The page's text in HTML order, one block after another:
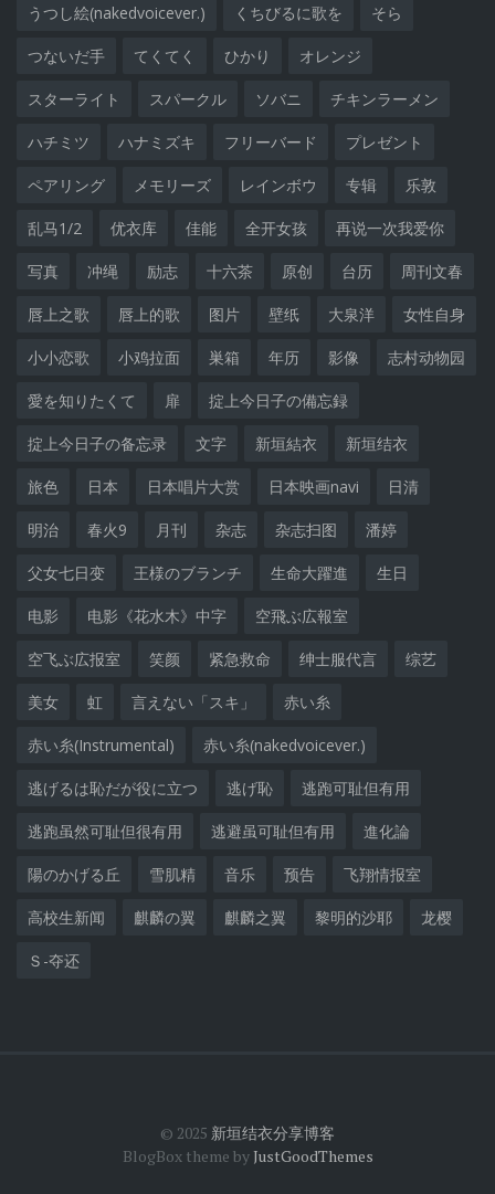
うつし絵(nakedvoicever.) くちびるに歌を そら
つないだ手 てくてく ひかり オレンジ
スターライト スパークル ソバニ チキンラーメン
ハチミツ ハナミズキ フリーバード プレゼント
ペアリング メモリーズ レインボウ 专辑 乐敦
乱马1/2 优衣库 佳能 全开女孩 再说一次我爱你
写真 冲绳 励志 十六茶 原创 台历 周刊文春
唇上之歌 唇上的歌 图片 壁纸 大泉洋 女性自身
小小恋歌 小鸡拉面 巣箱 年历 影像 志村动物园
愛を知りたくて 扉 掟上今日子の備忘録
掟上今日子の备忘录 文字 新垣結衣 新垣结衣
旅色 日本 日本唱片大赏 日本映画navi 日清
明治 春火9 月刊 杂志 杂志扫图 潘婷
父女七日变 王様のブランチ 生命大躍進 生日
电影 电影《花水木》中字 空飛ぶ広報室
空飞ぶ広报室 笑颜 紧急救命 绅士服代言 综艺
美女 虹 言えない「スキ」 赤い糸
赤い糸(Instrumental) 赤い糸(nakedvoicever.)
逃げるは恥だが役に立つ 逃げ恥 逃跑可耻但有用
逃跑虽然可耻但很有用 逃避虽可耻但有用 進化論
陽のかげる丘 雪肌精 音乐 预告 飞翔情报室
高校生新闻 麒麟の翼 麒麟之翼 黎明的沙耶 龙樱
Ｓ-夺还
© 2025 新垣结衣分享博客
BlogBox theme byJustGoodThemes